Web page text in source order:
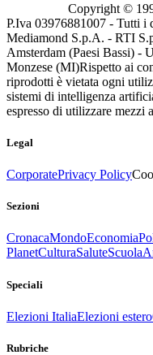
Copyright ©
P.Iva 03976881007 - Tutti i
Mediamond S.p.A. - RTI
Amsterdam (Paesi Bassi) -
Monzese (MI)Rispetto ai
riprodotti è vietata ogni
sistemi di intelligenza
espresso di utilizzare mezzi
Legal
CorporatePrivacy Policy
Sezioni
CronacaMondoEconomia
PlanetCulturaSaluteScuola
Speciali
Elezioni ItaliaElezioni estero
Rubriche